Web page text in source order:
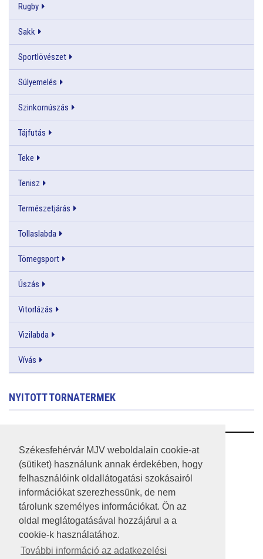
Székesfehérvár MJV weboldalain cookie-at
(sütiket) használunk annak érdekében, hogy
felhasználóink oldallátogatási szokásairól
információkat szerezhessünk, de nem
tárolunk személyes információkat. Ön az
oldal meglátogatásával hozzájárul a a
cookie-k használatához.
További információ az adatkezelési
Rugby
Sakk
Sportlövészet
Súlyemelés
Szinkornúszás
Tájfutás
Teke
Tenisz
Természetjárás
Tollaslabda
Tömegsport
Úszás
Vitorlázás
Vizilabda
Vívás
NYITOTT TORNATERMEK
RSS
A HONLAP 2017.03.31-I ÁLLAPOTA
JOGI NYILATKOZAT
IMPRESSZUM